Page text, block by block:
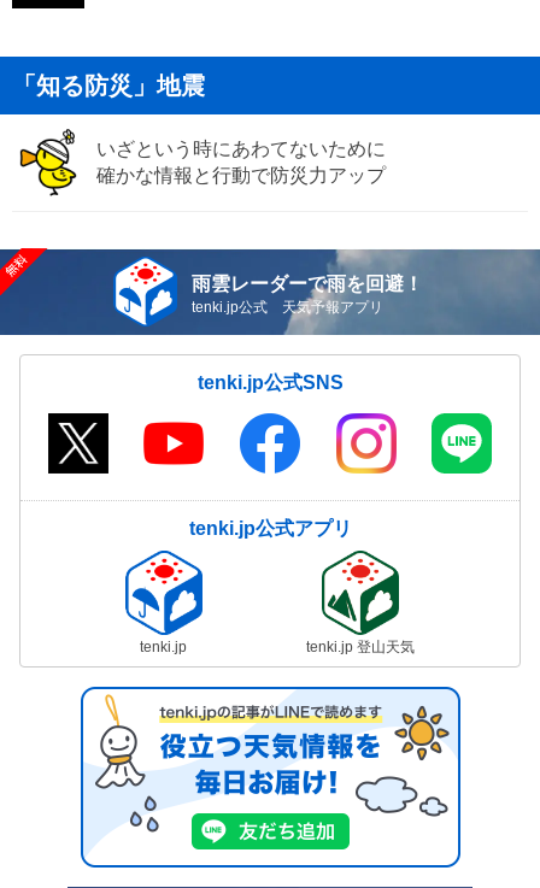
「知る防災」地震
いざという時にあわてないために
確かな情報と行動で防災力アップ
雨雲レーダーで雨を回避！
tenki.jp公式 天気予報アプリ
tenki.jp公式SNS
tenki.jp公式アプリ
tenki.jp tenki.jp 登山天気